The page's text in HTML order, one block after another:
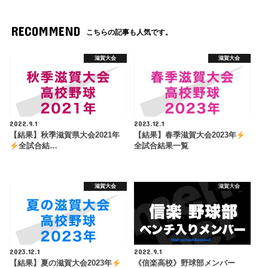
RECOMMEND こちらの記事も人気です。
滋賀大会
2022.9.1
【結果】秋季滋賀県大会2021年
全試合結…
滋賀大会
2023.12.1
【結果】春季滋賀大会2023年
全試合結果一覧
滋賀大会
2023.12.1
【結果】夏の滋賀大会2023年
滋賀大会
2022.9.1
《信楽高校》野球部メンバー